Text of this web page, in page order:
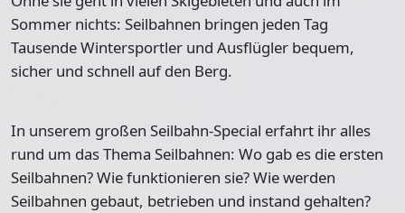
Sommer nichts: Seilbahnen bringen jeden Tag
Tausende Wintersportler und Ausflügler bequem,
sicher und schnell auf den Berg.
In unserem großen Seilbahn-Special erfahrt ihr alles
rund um das Thema Seilbahnen: Wo gab es die ersten
Seilbahnen? Wie funktionieren sie? Wie werden
Seilbahnen gebaut, betrieben und instand gehalten?